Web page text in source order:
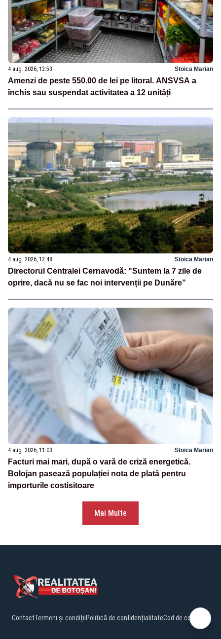
4 aug. 2026, 12:53 Stoica Marian
Amenzi de peste 550.00 de lei pe litoral. ANSVSA a
închis sau suspendat activitatea a 12 unități
4 aug. 2026, 12:48 Stoica Marian
Directorul Centralei Cernavodă: "Suntem la 7 zile de
oprire, dacă nu se fac noi intervenții pe Dunăre”
4 aug. 2026, 11:03 Stoica Marian
Facturi mai mari, după o vară de criză energetică.
Bolojan pasează populației nota de plată pentru
importurile costisitoare
Mai Multe
ContactTermeni și condițiiPolitică de confidențialitateCod de conduită